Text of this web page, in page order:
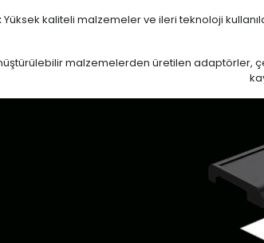
Yüksek kaliteli malzemeler ve ileri teknoloji
malzemelerden üretilen adaptörler,